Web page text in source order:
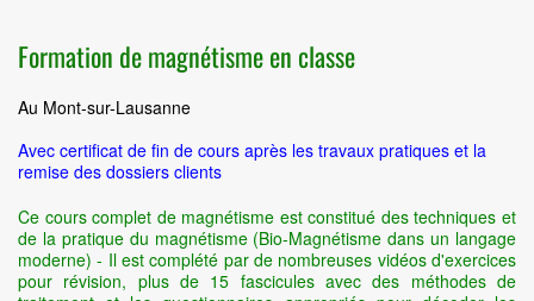
Formation de magnétisme en classe
Au Mont-sur-Lausanne
Avec certificat de fin de cours après les travaux pratiques et la
remise des dossiers clients
Ce cours complet de magnétisme est constitué des techniques et
de la pratique du magnétisme (Bio-Magnétisme dans un langage
moderne) - Il est complété par de nombreuses vidéos d'exercices
pour révision, plus de 15 fascicules avec des méthodes de